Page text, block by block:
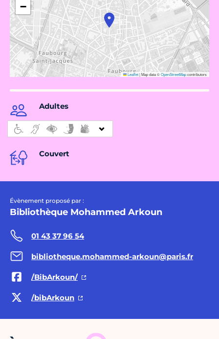
−
Leaflet|Map data ©OpenStreetMapcontributors
Adultes
Couvert
Évènement proposé par :
Bibliothèque Mohammed Arkoun
01 43 37 96 54
bibliotheque.mohammed-arkoun@paris.fr
/BibArkoun/
/bibArkoun